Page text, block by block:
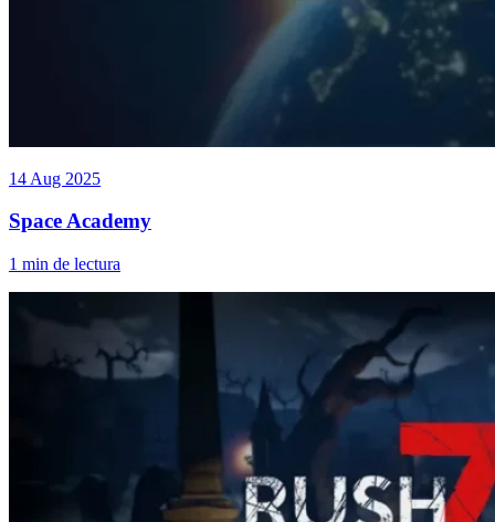
14 Aug 2025
Space Academy
1 min de lectura